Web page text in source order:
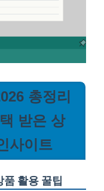
총정리
받은 상
사이트
품 활용 꿀팁